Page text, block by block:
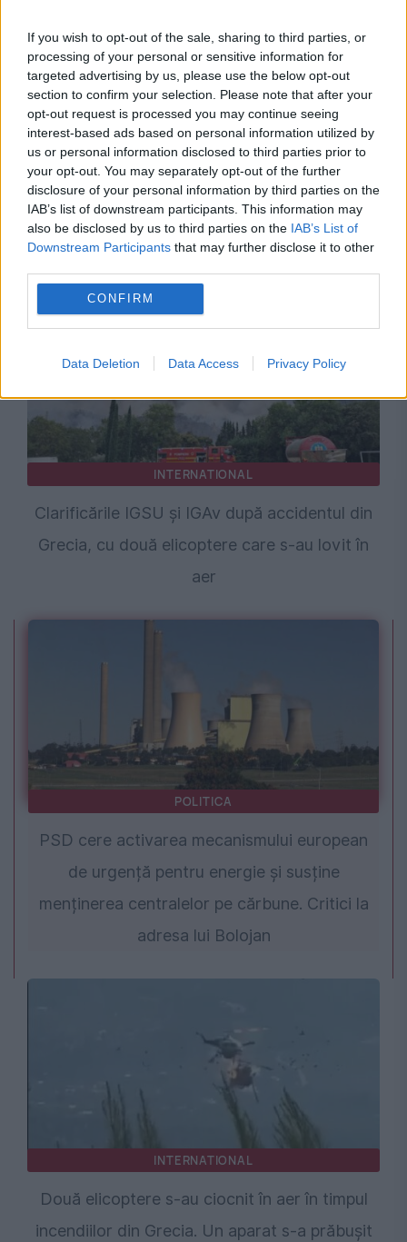
If you wish to opt-out of the sale, sharing to third parties, or
processing of your personal or sensitive information for
targeted advertising by us, please use the below opt-out
section to confirm your selection. Please note that after your
opt-out request is processed you may continue seeing
interest-based ads based on personal information utilized by
us or personal information disclosed to third parties prior to
your opt-out. You may separately opt-out of the further
disclosure of your personal information by third parties on the
IAB’s list of downstream participants. This information may
also be disclosed by us to third parties on the IAB’s List of
Downstream Participants that may further disclose it to other
CONFIRM
Data Deletion Data Access Privacy Policy
SOCIAL
Zeci de persoane au fost salvate de pe munte
în ultimele ore. Salvamontiștii, îndemn pentru
turiști
INTERNATIONAL
Clarificările IGSU și IGAv după accidentul din
Grecia, cu două elicoptere care s-au lovit în
aer
POLITICA
PSD cere activarea mecanismului european
de urgență pentru energie și susține
menținerea centralelor pe cărbune. Critici la
adresa lui Bolojan
INTERNATIONAL
Două elicoptere s-au ciocnit în aer în timpul
incendiilor din Grecia. Un aparat s-a prăbușit